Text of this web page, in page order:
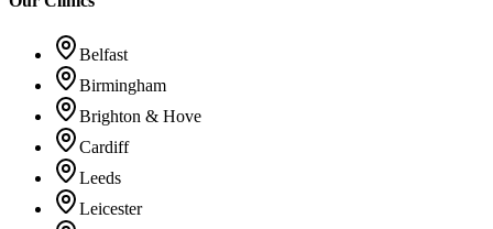
Belfast
Birmingham
Brighton & Hove
Cardiff
Leeds
Leicester